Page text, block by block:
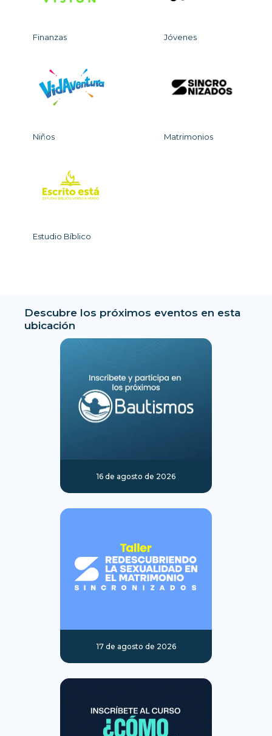
Finanzas Jóvenes
Niños Matrimonios
Estudio Bíblico
Descubre los próximos eventos en esta
ubicación
16 de agosto de 2026
17 de agosto de 2026